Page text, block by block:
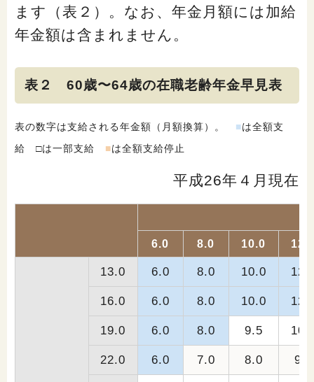
ます（表２）。なお、年金月額には加給
年金額は含まれません。
表２ 60歳〜64歳の在職老齢年金早見表
表の数字は支給される年金額（月額換算）。 ■は全額支
給 □は一部支給 ■は全額支給停止
平成26年４月現在
6.0 8.0 10.0
13.0 6.0 8.0 10.0
16.0 6.0 8.0 10.0
19.0 6.0 8.0 9.5
22.0 6.0 7.0 8.0 9.0